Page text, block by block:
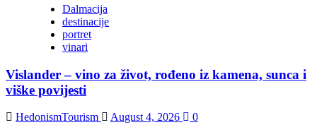
Dalmacija
destinacije
portret
vinari
Vislander – vino za život, rođeno iz kamena, sunca i
viške povijesti
HedonismTourism August 4, 2026 0